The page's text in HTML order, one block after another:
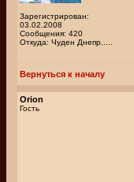
Зарегистрирован:
03.02.2008
Сообщения: 420
Откуда: Чуден Днепр.....
Вернуться к началу
Orion
Гость